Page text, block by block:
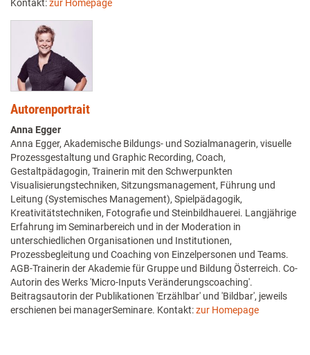
Kontakt:zur Homepage
Autorenportrait
Anna Egger
Anna Egger, Akademische Bildungs- und Sozialmanagerin, visuelle
Prozessgestaltung und Graphic Recording, Coach,
Gestaltpädagogin, Trainerin mit den Schwerpunkten
Visualisierungstechniken, Sitzungsmanagement, Führung und
Leitung (Systemisches Management), Spielpädagogik,
Kreativitätstechniken, Fotografie und Steinbildhauerei. Langjährige
Erfahrung im Seminarbereich und in der Moderation in
unterschiedlichen Organisationen und Institutionen,
Prozessbegleitung und Coaching von Einzelpersonen und Teams.
AGB-Trainerin der Akademie für Gruppe und Bildung Österreich. Co-
Autorin des Werks 'Micro-Inputs Veränderungscoaching'.
Beitragsautorin der Publikationen 'Erzählbar' und 'Bildbar', jeweils
erschienen bei managerSeminare. Kontakt:zur Homepage